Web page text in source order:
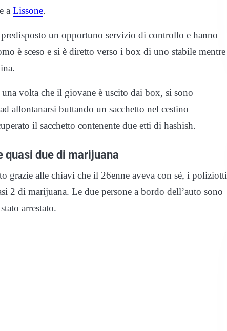
a Lissone.
un opportuno servizio di controllo e hanno
è sceso e si è diretto verso i box di uno stabile mentre
volta che il giovane è uscito dai box, si sono
allontanarsi buttando un sacchetto nel cestino
il sacchetto contenente due etti di hashish.
quasi due di marijuana
grazie alle chiavi che il 26enne aveva con sé, i poliziotti
2 di marijuana. Le due persone a bordo dell’auto sono
arrestato.